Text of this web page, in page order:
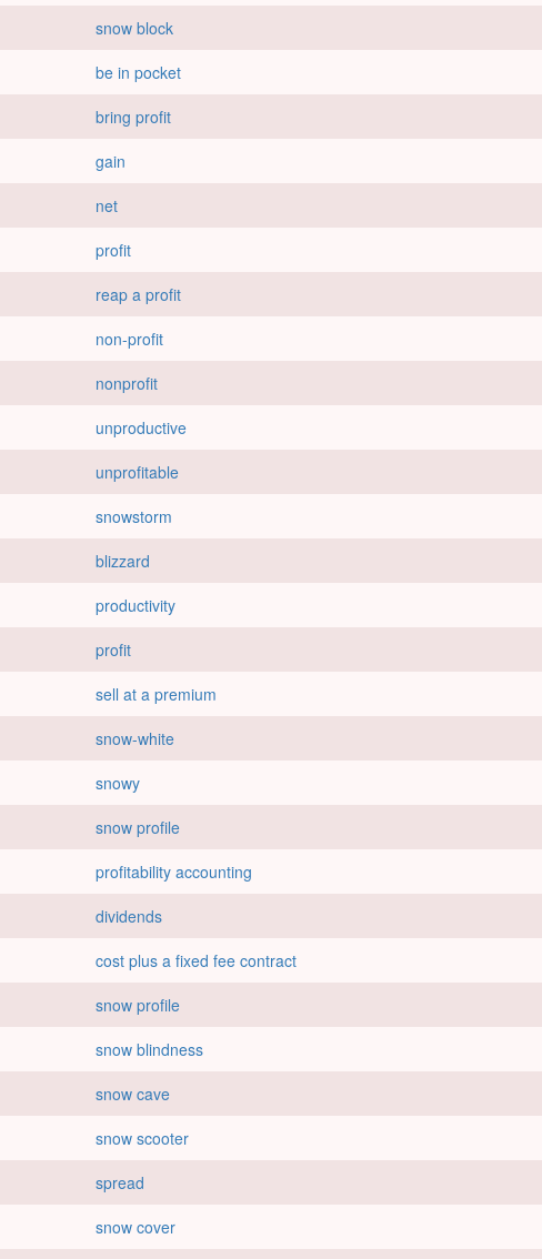
snow block
be in pocket
bring profit
gain
net
profit
reap a profit
non-profit
nonprofit
unproductive
unprofitable
snowstorm
blizzard
productivity
profit
sell at a premium
snow-white
snowy
snow profile
profitability accounting
dividends
cost plus a fixed fee contract
snow profile
snow blindness
snow cave
snow scooter
spread
snow cover